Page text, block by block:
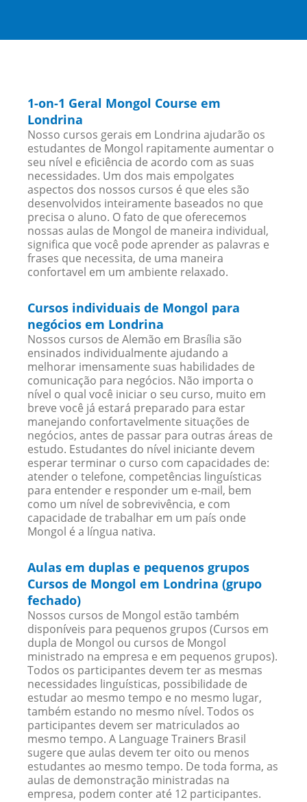
1-on-1 Geral Mongol Course em
Londrina
Nosso cursos gerais em Londrina ajudarão os
estudantes de Mongol rapitamente aumentar o
seu nível e eficiência de acordo com as suas
necessidades. Um dos mais empolgates
aspectos dos nossos cursos é que eles são
desenvolvidos inteiramente baseados no que
precisa o aluno. O fato de que oferecemos
nossas aulas de Mongol de maneira individual,
significa que você pode aprender as palavras e
frases que necessita, de uma maneira
confortavel em um ambiente relaxado.
Cursos individuais de Mongol para
negócios em Londrina
Nossos cursos de Alemão em Brasília são
ensinados individualmente ajudando a
melhorar imensamente suas habilidades de
comunicação para negócios. Não importa o
nível o qual você iniciar o seu curso, muito em
breve você já estará preparado para estar
manejando confortavelmente situações de
negócios, antes de passar para outras áreas de
estudo. Estudantes do nível iniciante devem
esperar terminar o curso com capacidades de:
atender o telefone, competências linguísticas
para entender e responder um e-mail, bem
como um nível de sobrevivência, e com
capacidade de trabalhar em um país onde
Mongol é a língua nativa.
Aulas em duplas e pequenos grupos
Cursos de Mongol em Londrina (grupo
fechado)
Nossos cursos de Mongol estão também
disponíveis para pequenos grupos (Cursos em
dupla de Mongol ou cursos de Mongol
ministrado na empresa e em pequenos grupos).
Todos os participantes devem ter as mesmas
necessidades linguísticas, possibilidade de
estudar ao mesmo tempo e no mesmo lugar,
também estando no mesmo nível. Todos os
participantes devem ser matriculados ao
mesmo tempo. A Language Trainers Brasil
sugere que aulas devem ter oito ou menos
estudantes ao mesmo tempo. De toda forma, as
aulas de demonstração ministradas na
empresa, podem conter até 12 participantes.